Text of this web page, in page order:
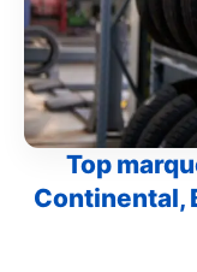
Top
Continental,